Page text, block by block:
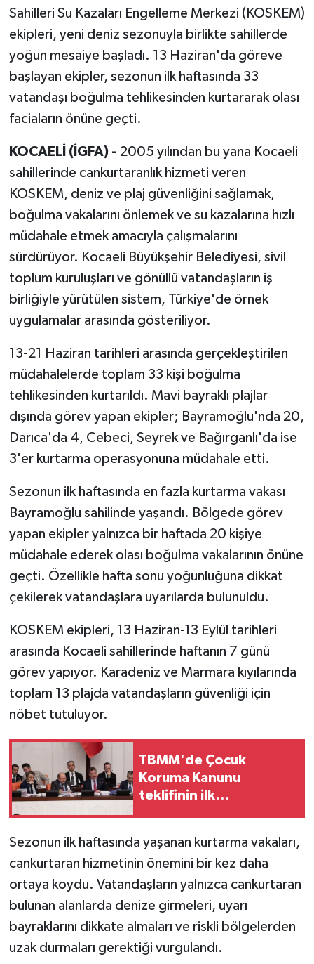
Sahilleri Su Kazaları Engelleme Merkezi (KOSKEM)
ekipleri, yeni deniz sezonuyla birlikte sahillerde
yoğun mesaiye başladı. 13 Haziran'da göreve
başlayan ekipler, sezonun ilk haftasında 33
vatandaşı boğulma tehlikesinden kurtararak olası
faciaların önüne geçti.
KOCAELİ (İGFA) - 2005 yılından bu yana Kocaeli
sahillerinde cankurtaranlık hizmeti veren
KOSKEM, deniz ve plaj güvenliğini sağlamak,
boğulma vakalarını önlemek ve su kazalarına hızlı
müdahale etmek amacıyla çalışmalarını
sürdürüyor. Kocaeli Büyükşehir Belediyesi, sivil
toplum kuruluşları ve gönüllü vatandaşların iş
birliğiyle yürütülen sistem, Türkiye'de örnek
uygulamalar arasında gösteriliyor.
13-21 Haziran tarihleri arasında gerçekleştirilen
müdahalelerde toplam 33 kişi boğulma
tehlikesinden kurtarıldı. Mavi bayraklı plajlar
dışında görev yapan ekipler; Bayramoğlu'nda 20,
Darıca'da 4, Cebeci, Seyrek ve Bağırganlı'da ise
3'er kurtarma operasyonuna müdahale etti.
Sezonun ilk haftasında en fazla kurtarma vakası
Bayramoğlu sahilinde yaşandı. Bölgede görev
yapan ekipler yalnızca bir haftada 20 kişiye
müdahale ederek olası boğulma vakalarının önüne
geçti. Özellikle hafta sonu yoğunluğuna dikkat
çekilerek vatandaşlara uyarılarda bulunuldu.
KOSKEM ekipleri, 13 Haziran-13 Eylül tarihleri
arasında Kocaeli sahillerinde haftanın 7 günü
görev yapıyor. Karadeniz ve Marmara kıyılarında
toplam 13 plajda vatandaşların güvenliği için
nöbet tutuluyor.
TBMM'de Çocuk
Koruma Kanunu
teklifinin ilk
Sezonun ilk haftasında yaşanan kurtarma vakaları,
cankurtaran hizmetinin önemini bir kez daha
ortaya koydu. Vatandaşların yalnızca cankurtaran
bulunan alanlarda denize girmeleri, uyarı
bayraklarını dikkate almaları ve riskli bölgelerden
uzak durmaları gerektiği vurgulandı.